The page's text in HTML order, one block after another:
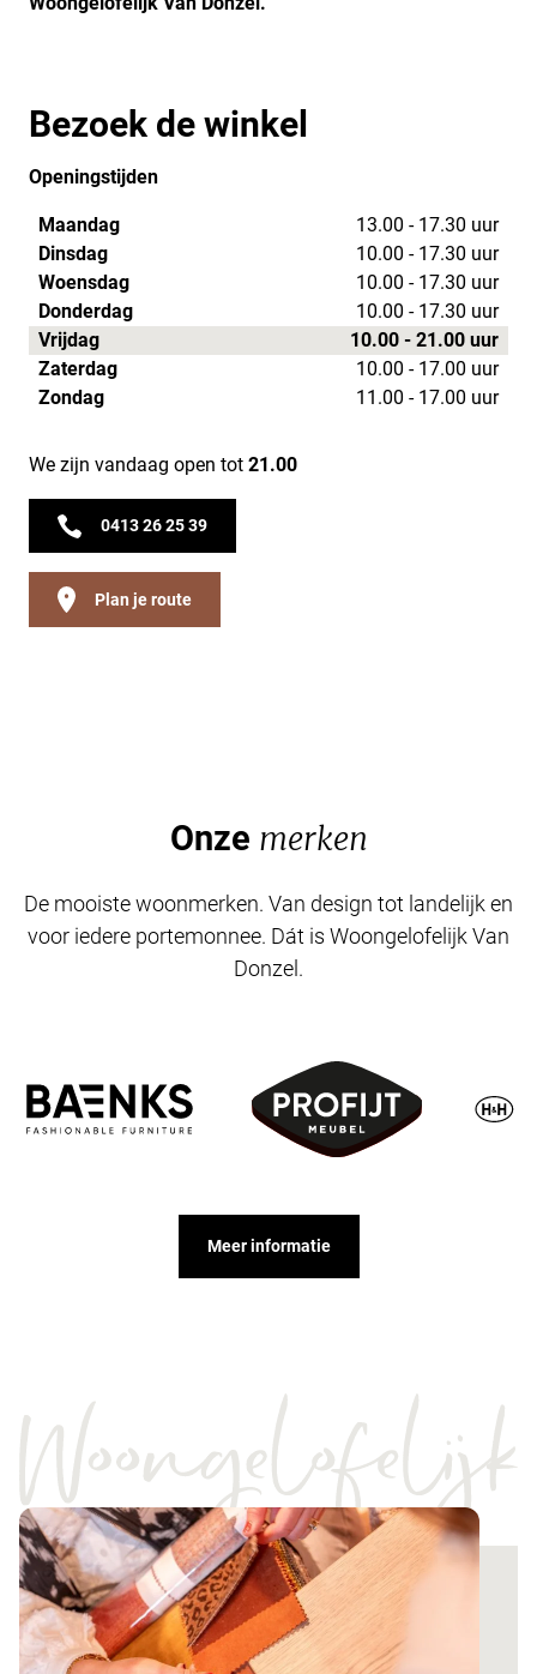
Bezoek de winkel
Openingstijden
Maandag
13.00 - 17.30 uur
Dinsdag
10.00 - 17.30 uur
Woensdag
10.00 - 17.30 uur
Donderdag
10.00 - 17.30 uur
Vrijdag
10.00 - 21.00 uur
Zaterdag
10.00 - 17.00 uur
Zondag
11.00 - 17.00 uur
We zijn vandaag open tot 21.00
0413 26 25 39
Plan je route
Onze merken
De mooiste woonmerken. Van design tot landelijk en
voor iedere portemonnee. Dát is Woongelofelijk Van
Donzel.
Meer informatie